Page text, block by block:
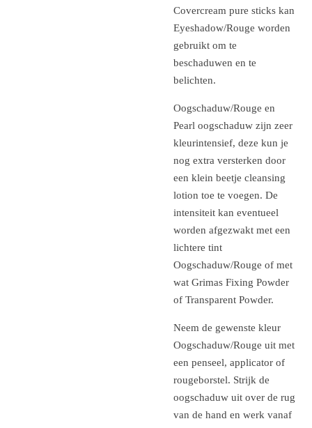
Covercream pure sticks kan
Eyeshadow/Rouge worden
gebruikt om te
beschaduwen en te
belichten.
Oogschaduw/Rouge en
Pearl oogschaduw zijn zeer
kleurintensief, deze kun je
nog extra versterken door
een klein beetje cleansing
lotion toe te voegen. De
intensiteit kan eventueel
worden afgezwakt met een
lichtere tint
Oogschaduw/Rouge of met
wat Grimas Fixing Powder
of Transparent Powder.
Neem de gewenste kleur
Oogschaduw/Rouge uit met
een penseel, applicator of
rougeborstel. Strijk de
oogschaduw uit over de rug
van de hand en werk vanaf